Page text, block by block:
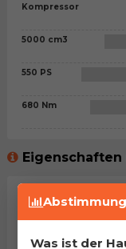
Kompressor
5000 cm3
550 PS
680 Nm
Abstimmung
Was ist der